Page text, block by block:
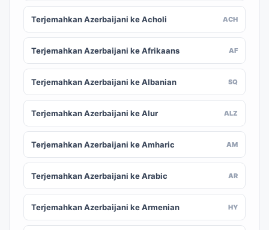
Terjemahkan Azerbaijani ke Acholi ACH
Terjemahkan Azerbaijani ke Afrikaans AF
Terjemahkan Azerbaijani ke Albanian SQ
Terjemahkan Azerbaijani ke Alur ALZ
Terjemahkan Azerbaijani ke Amharic AM
Terjemahkan Azerbaijani ke Arabic AR
Terjemahkan Azerbaijani ke Armenian HY